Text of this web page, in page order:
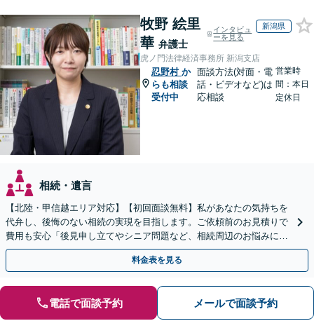
牧野 絵里
華 弁護士
インタビュ
ーを見る
新潟県
虎ノ門法律経済事務所 新潟支店
忍野村 か
らも相談
受付中
面談方法(対面・電
話・ビデオなど)は
応相談
営業時
間：本日
定休日
相続・遺言
【北陸・甲信越エリア対応】【初回面談無料】私があなたの気持ちを
代弁し、後悔のない相続の実現を目指します。ご依頼前のお見積りで
費用も安心「後見申し立てやシニア問題など、相続周辺のお悩みにも
対処可能」【WEB面談対応】
料金表を見る
電話で面談予約 メールで面談予約